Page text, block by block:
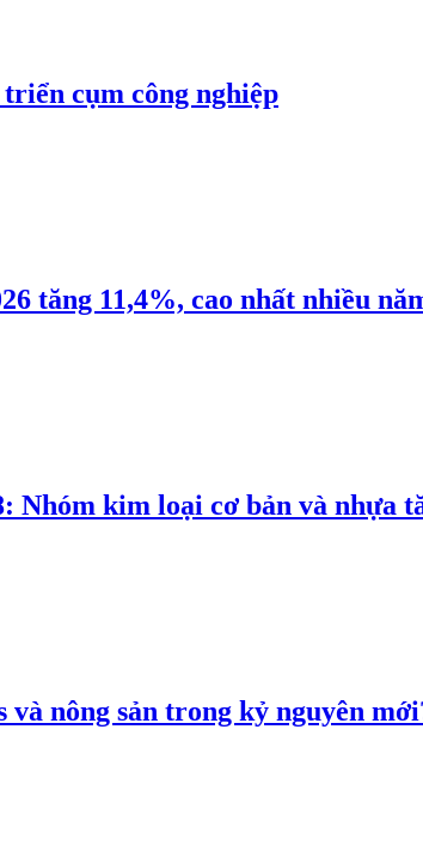
cụm công nghiệp
tăng 11,4%, cao nhất nhiều
Nhóm kim loại cơ bản và nhựa
nông sản trong kỷ nguyên